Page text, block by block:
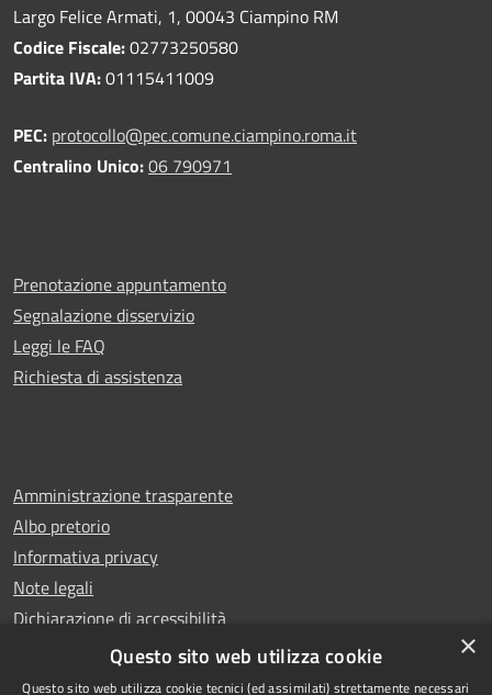
Largo Felice Armati, 1, 00043 Ciampino RM
Codice Fiscale:02773250580
Partita IVA:01115411009
PEC: protocollo@pec.comune.ciampino.roma.it
Centralino Unico:06 790971
Prenotazione appuntamento
Segnalazione disservizio
Leggi le FAQ
Richiesta di assistenza
Amministrazione trasparente
Albo pretorio
Informativa privacy
Note legali
Dichiarazione di accessibilità
Whistleblowing
×
Questo sito web utilizza cookie
Questo sito web utilizza cookie tecnici (ed assimilati) strettamente necessari